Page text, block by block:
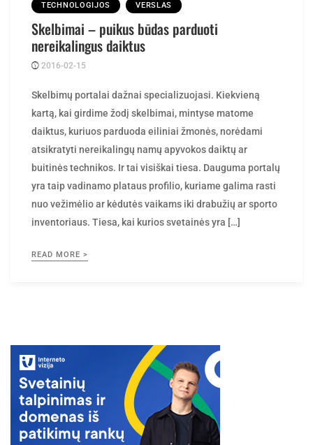
TECHNOLOGIJOS VERSLAS
Skelbimai – puikus būdas parduoti
nereikalingus daiktus
2016-02-15
by
Skelbimų portalai dažnai specializuojasi. Kiekvieną
kartą, kai girdime žodį skelbimai, mintyse matome
daiktus, kuriuos parduoda eiliniai žmonės, norėdami
atsikratyti nereikalingų namų apyvokos daiktų ar
buitinės technikos. Ir tai visiškai tiesa. Dauguma portalų
yra taip vadinamo plataus profilio, kuriame galima rasti
nuo vežimėlio ar kėdutės vaikams iki drabužių ar sporto
inventoriaus. Tiesa, kai kurios svetainės yra […]
READ MORE >